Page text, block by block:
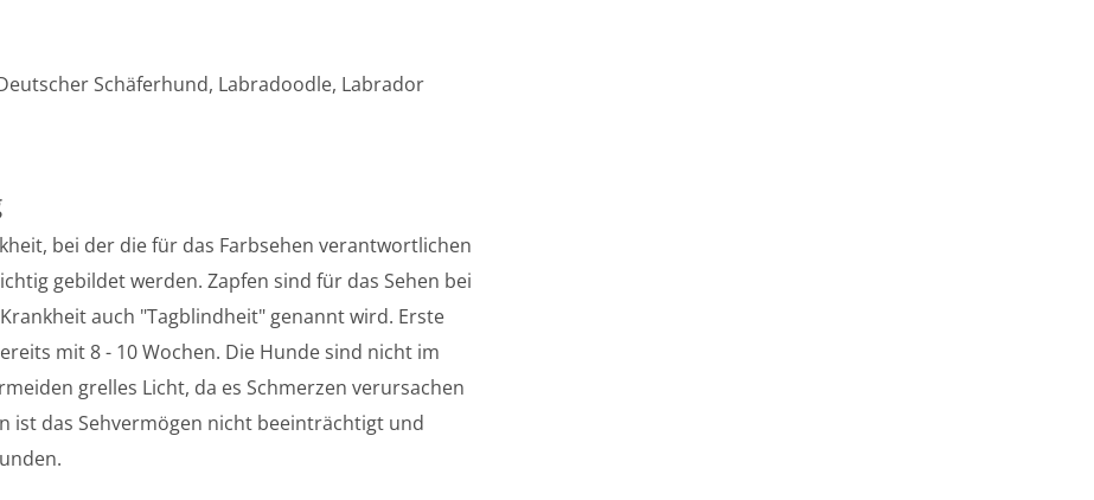
Schäferhund, Labradoodle, Labrador
bei der die für das Farbsehen verantwortlichen
gebildet werden. Zapfen sind für das Sehen bei
auch "Tagblindheit" genannt wird. Erste
mit 8 - 10 Wochen. Die Hunde sind nicht im
grelles Licht, da es Schmerzen verursachen
ist das Sehvermögen nicht beeinträchtigt und